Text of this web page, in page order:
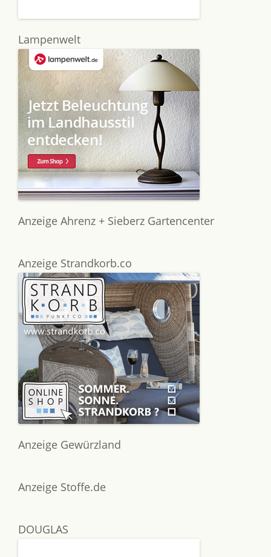
Lampenwelt
Anzeige Ahrenz + Sieberz Gartencenter
Anzeige Strandkorb.co
Anzeige Gewürzland
Anzeige Stoffe.de
DOUGLAS